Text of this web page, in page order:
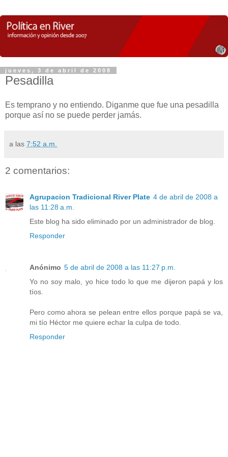
jueves, 3 de abril de 2008
Pesadilla
Es temprano y no entiendo. Diganme que fue una pesadilla
porque así no se puede perder jamás.
a las 7:52 a.m.
2 comentarios:
Agrupacion Tradicional River Plate 4 de abril de 2008 a
las 11:28 a.m.
Este blog ha sido eliminado por un administrador de blog.
Responder
Anónimo 5 de abril de 2008 a las 11:27 p.m.
Yo no soy malo, yo hice todo lo que me dijeron papá y los
tíos.
Pero como ahora se pelean entre ellos porque papá se va,
mi tío Héctor me quiere echar la culpa de todo.
Responder